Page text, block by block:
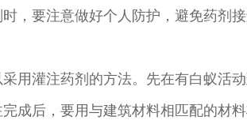
，要注意做好个人防护，避免药剂
用灌注药剂的方法。先在有白蚁活
成后，要用与建筑材料相匹配的材